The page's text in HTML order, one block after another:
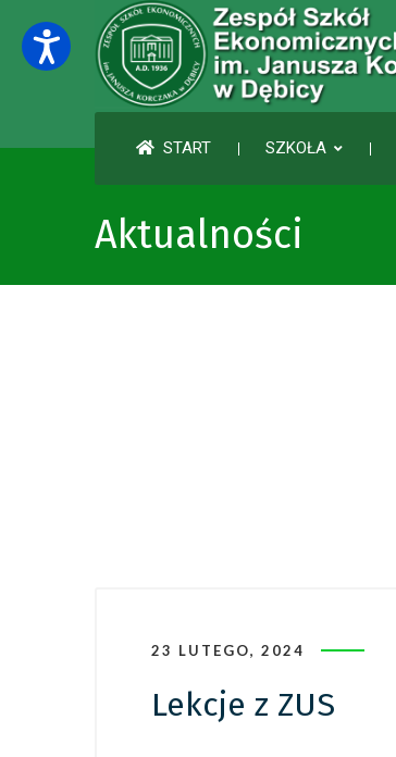
START SZKOŁA
Aktualności
23 LUTEGO, 2024
Lekcje z ZUS